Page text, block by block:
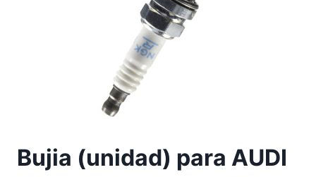
Bujia (unidad) para AUDI